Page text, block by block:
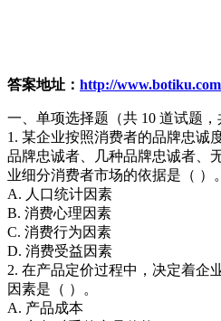
答案地址： http://
一、单项选择题（共 10 道试题，
1. 某企业按照消费者的品牌忠诚
品牌忠诚者、几种品牌忠诚者、
业细分消费者市场的依据是（ ）。
A. 人口统计因素
B. 消费心理因素
C. 消费行为因素
D. 消费受益因素
2. 在产品定价过程中，决定着企
因素是（ ）。
A. 产品成本